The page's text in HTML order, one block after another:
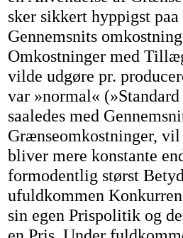
sker sikkert hyppigst
Gennemsnits
Omkostninger med
vilde udgøre pr.
var »normal«
saaledes med
Grænseomkostninger,
bliver mere konstante
formodentlig størst
ufuldkommen
sin egen Prispolitik og